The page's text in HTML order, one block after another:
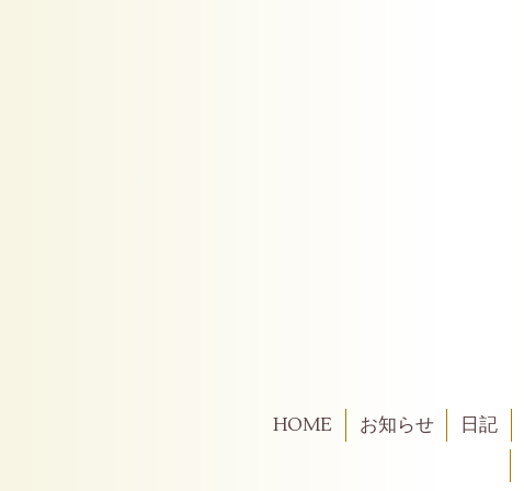
HOME お知らせ 日記